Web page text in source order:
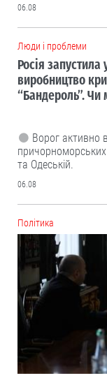
06.08
Люди і проблеми
Росія запустила
виробництво
“Бандероль”.
Ворог активно
причорноморських
та Одеській.
06.08
Політика